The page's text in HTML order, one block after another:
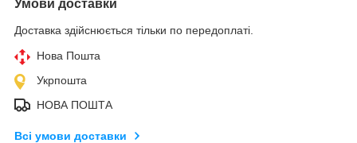
Умови доставки
Доставка здійснюється тільки по передоплаті.
Нова Пошта
Укрпошта
НОВА ПОШТА
Всі умови доставки